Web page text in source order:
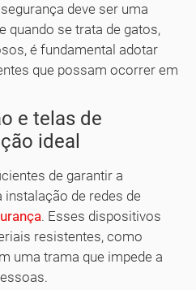
deve ser uma
quando se trata de gatos,
é fundamental adotar
que possam ocorrer em
e telas de
ideal
de garantir a
instalação de redes de
. Esses dispositivos
resistentes, como
uma trama que impede a